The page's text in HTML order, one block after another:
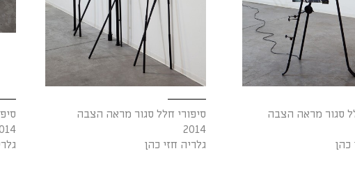
סגור מראה הצבה
כהן
סיפורי חלל סגור מראה הצבה
2014
גלריה חזי כהן